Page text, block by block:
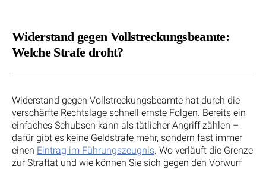
Widerstand gegen Vollstreckungsbeamte:
Welche Strafe droht?
Widerstand gegen Vollstreckungsbeamte hat durch die
verschärfte Rechtslage schnell ernste Folgen. Bereits ein
einfaches Schubsen kann als tätlicher Angriff zählen –
dafür gibt es keine Geldstrafe mehr, sondern fast immer
einen Eintrag im Führungszeugnis. Wo verläuft die Grenze
zur Straftat und wie können Sie sich gegen den Vorwurf